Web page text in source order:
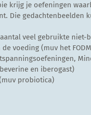
krijg je oefeningen
Die gedachtenbeelden
veel gebruikte
voeding (muv het
en iberogast)
probiotica)